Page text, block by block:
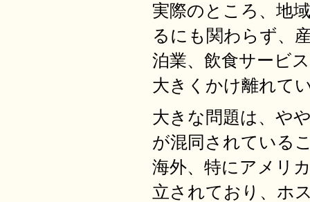
実際のところ、地
るにも関わらず、
泊業、飲食サービ
大きくかけ離れて
大きな問題は、や
が混同されている
海外、特にアメリ
立されており、ホ